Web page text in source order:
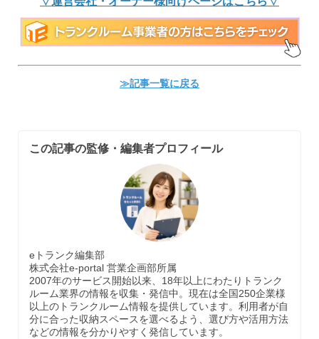
≫記事一覧に戻る
この記事の監修・編集者プロフィール
eトランク編集部
株式会社e-portal 営業企画部所属
2007年のサービス開始以来、18年以上にわたりトランク
ルーム業界の情報を収集・発信中。現在は全国250企業様
以上のトランクルーム情報を提供しています。利用者が自
分に合った収納スペースを選べるよう、選び方や活用方法
などの情報を分かりやすく発信しています。